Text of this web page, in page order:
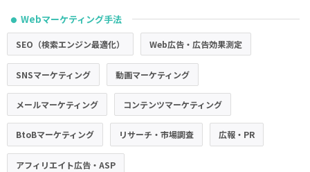
● Webマーケティング手法
SEO（検索エンジン最適化） Web広告・広告効果測定
SNSマーケティング 動画マーケティング
メールマーケティング コンテンツマーケティング
BtoBマーケティング リサーチ・市場調査 広報・PR
アフィリエイト広告・ASP